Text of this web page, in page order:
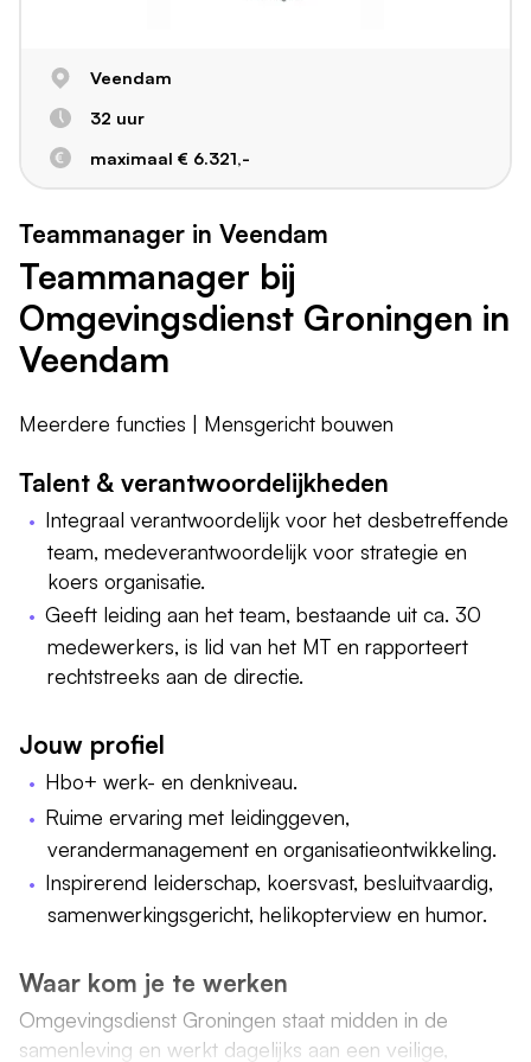
Veendam
32 uur
maximaal € 6.321,-
Teammanager in Veendam
Teammanager bij
Omgevingsdienst Groningen in
Veendam
Meerdere functies | Mensgericht bouwen
Talent & verantwoordelijkheden
Integraal verantwoordelijk voor het desbetreffende
team, medeverantwoordelijk voor strategie en
koers organisatie.
Geeft leiding aan het team, bestaande uit ca. 30
medewerkers, is lid van het MT en rapporteert
rechtstreeks aan de directie.
Jouw profiel
Hbo+ werk- en denkniveau.
Ruime ervaring met leidinggeven,
verandermanagement en organisatieontwikkeling.
Inspirerend leiderschap, koersvast, besluitvaardig,
samenwerkingsgericht, helikopterview en humor.
Waar kom je te werken
Omgevingsdienst Groningen staat midden in de
samenleving en werkt dagelijks aan een veilige,